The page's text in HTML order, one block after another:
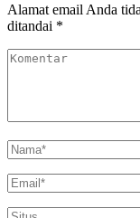
Alamat email Anda
ditandai *